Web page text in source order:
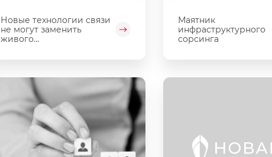
Новые технологии связи
не могут заменить
живого...
Маятник
инфраструктурного
сорсинга